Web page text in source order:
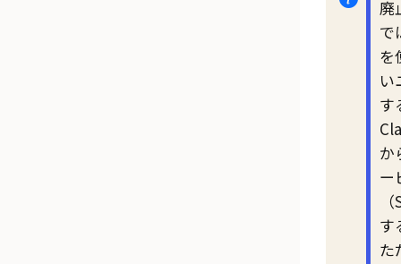
廃
で
を
い
す
か
ー
す
た